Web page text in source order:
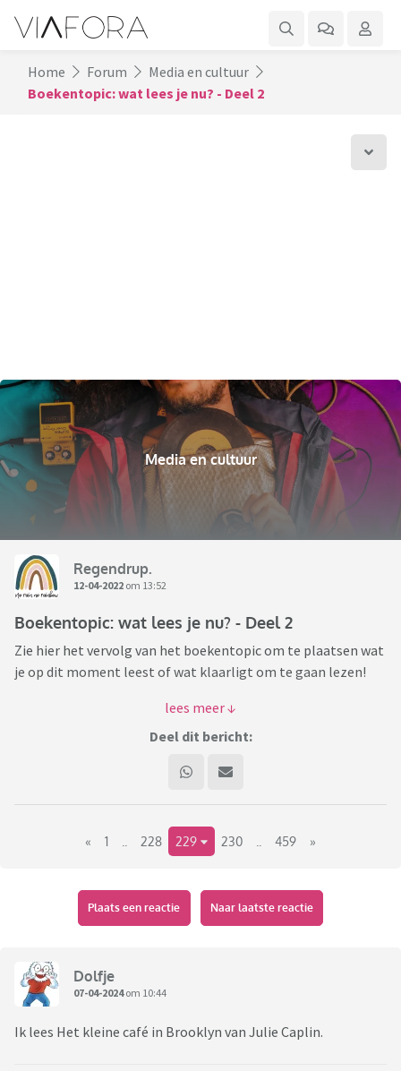
Home Forum
Media en cultuur
Boekentopic: wat lees je nu? - Deel 2
Media en cultuur
Regendrup.
12-04-2022 om 13:52
Boekentopic: wat lees je nu? - Deel 2
Zie hier het vervolg van het boekentopic om te plaatsen wat
je op dit moment leest of wat klaarligt om te gaan lezen!
Eventueel kun je erbij schrijven wat je er tot nu toe van vindt
of waarom je ervoor gekozen hebt dit boek te gaan lezen.
https://www.viafora.nl/forum/media-en-
Deel dit bericht:
« 1 228 229 230 459 »
Plaats een reactie Naar laatste reactie
Dolfje
07-04-2024om 10:44
Ik lees Het kleine café in Brooklyn van Julie Caplin.